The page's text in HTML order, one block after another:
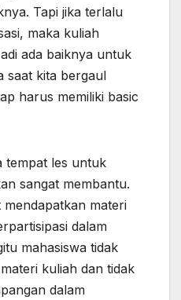
Tapi jika terlalu
maka kuliah
ada baiknya untuk
saat kita bergaul
harus memiliki basic
tempat les untuk
sangat membantu.
materi
dalam
mahasiswa tidak
kuliah dan tidak
dalam